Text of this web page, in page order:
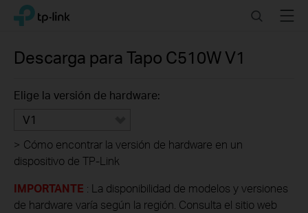
Click
navigation
TP-Link, Reliably Smart SearchMenu
Descarga para Tapo C510WV1
Elige la versión de hardware:
V1
> Cómo encontrar la versión de hardware en un
dispositivo de TP-Link
IMPORTANTE : La disponibilidad de modelos y versiones
de hardware varía según la región. Consulta el sitio web